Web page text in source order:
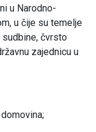
u Narodno-
u čije su temelje
čvrsto
zajednicu u